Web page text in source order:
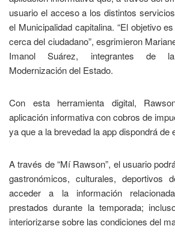
usuario el acceso a los distintos
el Municipalidad capitalina. “El objetivo
cerca del ciudadano”, esgrimieron
Imanol Suárez, integrantes de
Modernización del Estado.
Con esta herramienta digital,
aplicación informativa con cobros de
ya que a la brevedad la app dispondrá de
A través de “Mí Rawson”, el usuario
gastronómicos, culturales, deportivos
acceder a la información
prestados durante la temporada;
interiorizarse sobre las condiciones del